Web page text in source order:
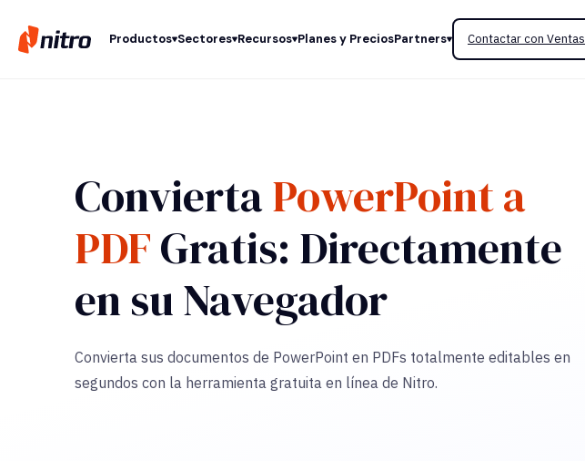
Productos Sectores Recursos Planes y PreciosPartners Contactar con Ventas
ConviertaPowerPoint a
PDFGratis: Directamente
en su Navegador
Convierta sus documentos de PowerPoint en PDFs totalmente editables en
segundos con la herramienta gratuita en línea de Nitro.